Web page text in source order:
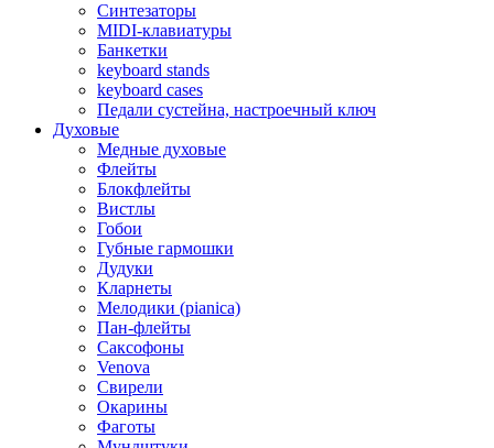
Синтезаторы
MIDI-клавиатуры
Банкетки
keyboard stands
keyboard cases
Педали сустейна, настроечный ключ
Духовые
Медные духовые
Флейты
Блокфлейты
Вистлы
Гобои
Губные гармошки
Дудуки
Кларнеты
Мелодики (pianica)
Пан-флейты
Саксофоны
Venova
Свирели
Окарины
Фаготы